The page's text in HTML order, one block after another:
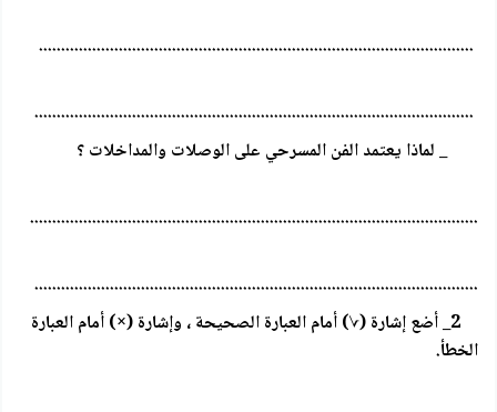
..................................................................................................
...................................................................................................
_ لماذا يعتمد الفن المسرحي على الوصلات والمداخلات ؟
.....................................................................................................
....................................................................................................
2_ أضع إشارة (√) أمام العبارة الصحيحة ، وإشارة (×) أمام العبارة
الخطأ.